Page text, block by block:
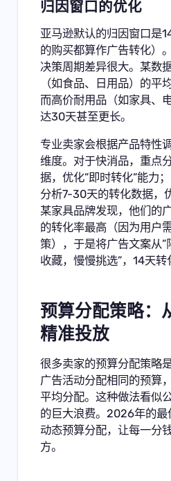
归因窗口的优化
亚马逊默认的归因窗口是
的购买都算作广告转化）
决策周期差异很大。某数
（如食品、日用品）的平
而高价耐用品（如家具、
达30天甚至更长。
专业卖家会根据产品特性
维度。对于快消品，重点
据，优化”即时转化”能力
分析7-30天的转化数据，
某家具品牌发现，他们的
的转化率最高（因为用户
策），于是将广告文案从”
收藏，慢慢挑选”，14天转
预算分配策略：
精准投放
很多卖家的预算分配策略
广告活动分配相同的预算
平均分配。这种做法看似
的巨大浪费。2026年的最
动态预算分配，让每一分
方。